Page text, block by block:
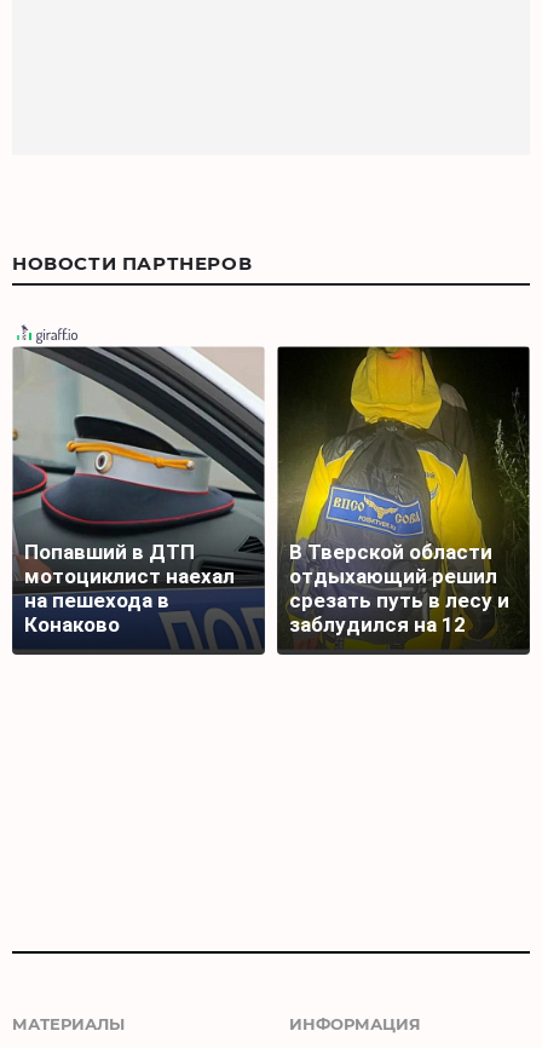
НОВОСТИ ПАРТНЕРОВ
Попавший в ДТП
мотоциклист наехал
на пешехода в
Конаково
В Тверской области
отдыхающий решил
срезать путь в лесу и
заблудился на 12
часов
МАТЕРИАЛЫ ИНФОРМАЦИЯ